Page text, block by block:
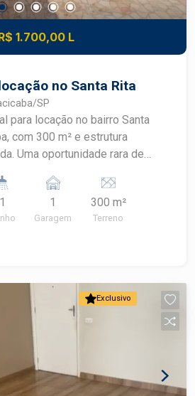
1.700,00 L
no Santa Rita
SP
para locação no bairro Santa
com 300 m² e estrutura
Uma oportunidade rara de
ideal para quem busca
de uso.
DO IMÓVEL - Área do
amplo de 300 m² em bairro
- Possibilidade de uso
horta, lazer ou ampliação -
para moradia enquanto se
- Locação rara de terreno
Santa Rita - Bairro com perfil
de arborização
1 1
Garagem
300 m²
Terreno
Exclusivo